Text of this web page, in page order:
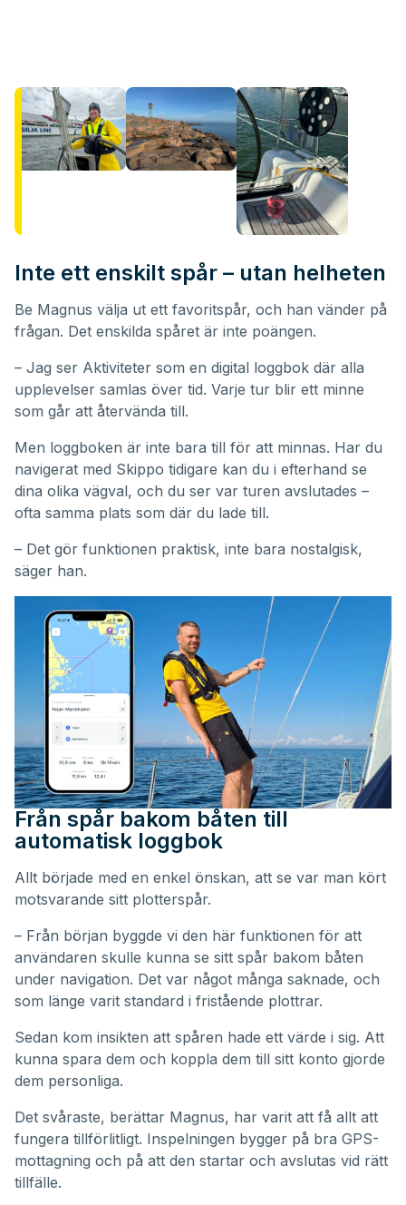
Inte ett enskilt spår – utan helheten
Be Magnus välja ut ett favoritspår, och han vänder på
frågan. Det enskilda spåret är inte poängen.
– Jag ser Aktiviteter som en digital loggbok där alla
upplevelser samlas över tid. Varje tur blir ett minne
som går att återvända till.
Men loggboken är inte bara till för att minnas. Har du
navigerat med Skippo tidigare kan du i efterhand se
dina olika vägval, och du ser var turen avslutades –
ofta samma plats som där du lade till.
– Det gör funktionen praktisk, inte bara nostalgisk,
säger han.
Från spår bakom båten till
automatisk loggbok
Allt började med en enkel önskan, att se var man kört
motsvarande sitt plotterspår.
– Från början byggde vi den här funktionen för att
användaren skulle kunna se sitt spår bakom båten
under navigation. Det var något många saknade, och
som länge varit standard i fristående plottrar.
Sedan kom insikten att spåren hade ett värde i sig. Att
kunna spara dem och koppla dem till sitt konto gjorde
dem personliga.
Det svåraste, berättar Magnus, har varit att få allt att
fungera tillförlitligt. Inspelningen bygger på bra GPS-
mottagning och på att den startar och avslutas vid rätt
tillfälle.